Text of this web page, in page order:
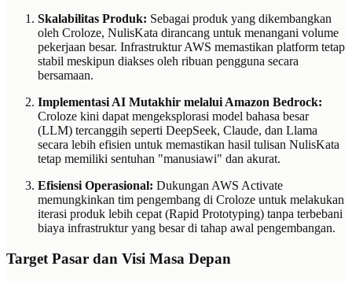
Skalabilitas Produk: Sebagai produk yang dikembangkan
oleh Croloze, NulisKata dirancang untuk menangani volume
pekerjaan besar. Infrastruktur AWS memastikan platform tetap
stabil meskipun diakses oleh ribuan pengguna secara
bersamaan.
Implementasi AI Mutakhir melalui Amazon Bedrock:
Croloze kini dapat mengeksplorasi model bahasa besar
(LLM) tercanggih seperti DeepSeek, Claude, dan Llama
secara lebih efisien untuk memastikan hasil tulisan NulisKata
tetap memiliki sentuhan "manusiawi" dan akurat.
Efisiensi Operasional: Dukungan AWS Activate
memungkinkan tim pengembang di Croloze untuk melakukan
iterasi produk lebih cepat (Rapid Prototyping) tanpa terbebani
biaya infrastruktur yang besar di tahap awal pengembangan.
Target Pasar dan Visi Masa Depan